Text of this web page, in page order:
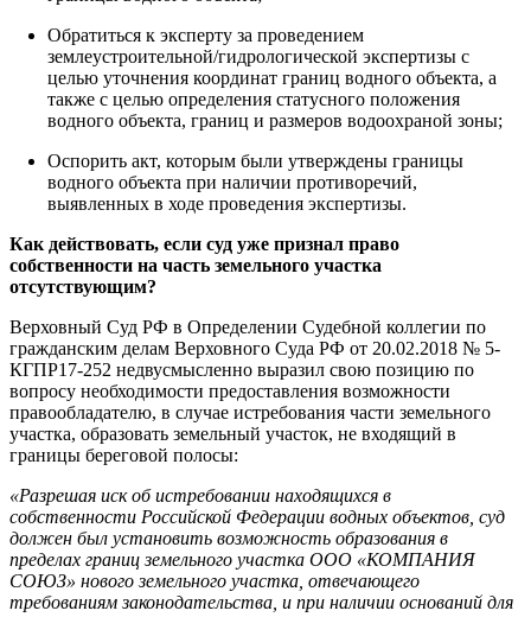
Обратиться к эксперту за проведением
землеустроительной/гидрологической экспертизы с
целью уточнения координат границ водного объекта, а
также с целью определения статусного положения
водного объекта, границ и размеров водоохраной зоны;
Оспорить акт, которым были утверждены границы
водного объекта при наличии противоречий,
выявленных в ходе проведения экспертизы.
Как действовать, если суд уже признал право
собственности на часть земельного участка
отсутствующим?
Верховный Суд РФ в Определении Судебной коллегии по
гражданским делам Верховного Суда РФ от 20.02.2018 № 5-
КГПР17-252 недвусмысленно выразил свою позицию по
вопросу необходимости предоставления возможности
правообладателю, в случае истребования части земельного
участка, образовать земельный участок, не входящий в
границы береговой полосы:
«Разрешая иск об истребовании находящихся в
собственности Российской Федерации водных объектов, суд
должен был установить возможность образования в
пределах границ земельного участка ООО «КОМПАНИЯ
СОЮЗ» нового земельного участка, отвечающего
требованиям законодательства, и при наличии оснований для